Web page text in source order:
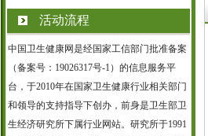
活动流程
中国卫生健康网是经国家工信部门批准备案
（备案号：19026317号-1）的信息服务平
台，于2010年在国家卫生健康行业相关部门
和领导的支持指导下创办，前身是卫生部卫
生经济研究所下属行业网站。研究所于1991